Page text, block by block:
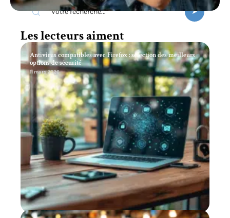
Les lecteurs aiment
Antivirus compatibles avec Firefox : sélection des meilleurs
options de sécurité
11 mars 2026